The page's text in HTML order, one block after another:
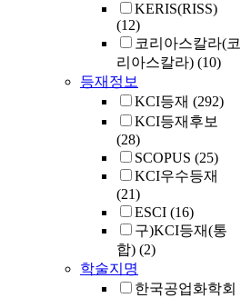
KERIS(RISS)
(12)
코리아스칼라(코
리아스칼라) (10)
등재정보
KCI등재 (292)
KCI등재후보
(28)
SCOPUS (25)
KCI우수등재
(21)
ESCI (16)
구)KCI등재(통
합) (2)
학술지명
한국공업화학회